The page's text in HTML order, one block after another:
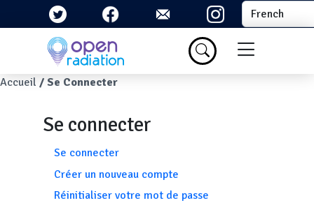
Aller au contenu principal Select your
Menu du
Fil d'Ariane
Accueil Se Connecter
Se connecter
Onglets principaux
Se connecter
Créer un nouveau compte
Réinitialiser votre mot de passe